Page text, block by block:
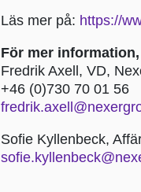
Läs mer på: https://
För mer
Fredrik Axell, VD,
+46 (0)730 70 01 56
Sofie Kyllenbeck,